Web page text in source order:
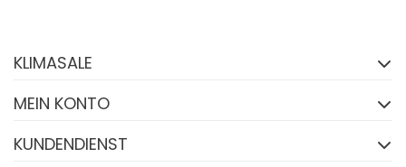
KLIMASALE
MEIN KONTO
KUNDENDIENST